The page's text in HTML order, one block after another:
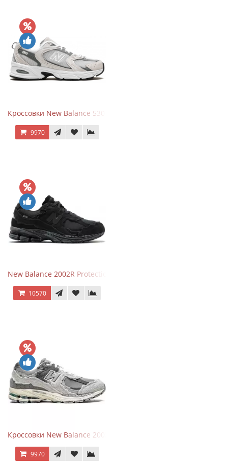
Кроссовки New Balance 530 Grey Matter Harbor Grey
9970
New Balance 2002R Protection Phantom Black
10570
Кроссовки New Balance 2002R Protection Pack Grey
9970